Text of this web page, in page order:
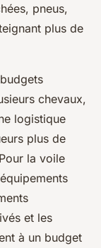
pneus,
plus de
chevaux,
logistique
plus de
la voile
et les
à un budget